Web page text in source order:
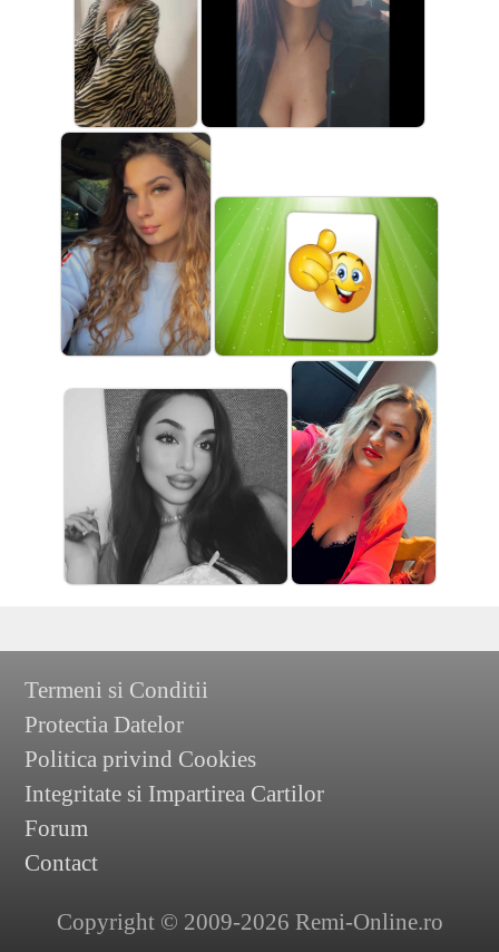
Termeni si Conditii
Protectia Datelor
Politica privind Cookies
Integritate si Impartirea Cartilor
Forum
Contact
Copyright © 2009-2026 Remi-Online.ro